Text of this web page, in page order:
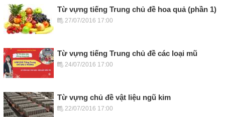
Từ vựng tiếng Trung chủ đề hoa quả (phần 1)
27/07/2016 17:00
Từ vựng tiếng Trung chủ đề các loại mũ
24/07/2016 17:00
Từ vựng chủ đề vật liệu ngũ kim
22/07/2016 17:00